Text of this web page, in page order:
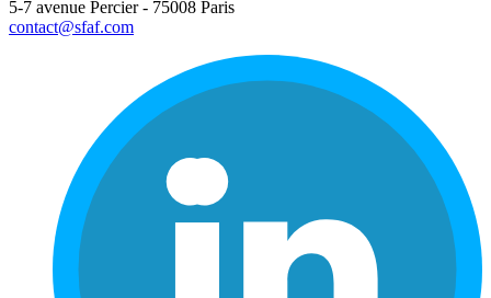
5-7 avenue Percier - 75008 Paris
contact@sfaf.com